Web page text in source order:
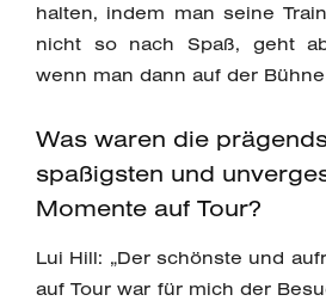
halten, indem man seine
nicht so nach Spaß, geht
wenn man dann auf der Bühne
Was waren die
spaßigsten und
Momente auf Tour?
Lui Hill: „Der schönste und
auf Tour war für mich der